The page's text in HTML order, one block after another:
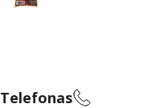
Telefonas